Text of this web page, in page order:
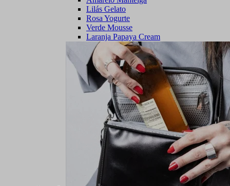
Lilás Gelato
Rosa Yogurte
Verde Mousse
Laranja Papaya Cream